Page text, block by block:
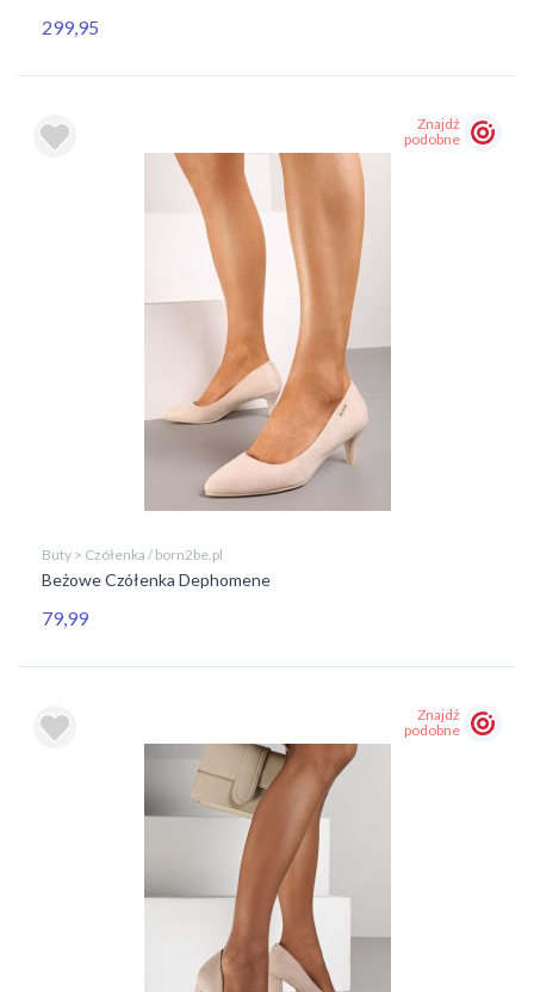
299,95
Znajdź
podobne
Buty > Czółenka / born2be.pl
Beżowe Czółenka Dephomene
79,99
Znajdź
podobne